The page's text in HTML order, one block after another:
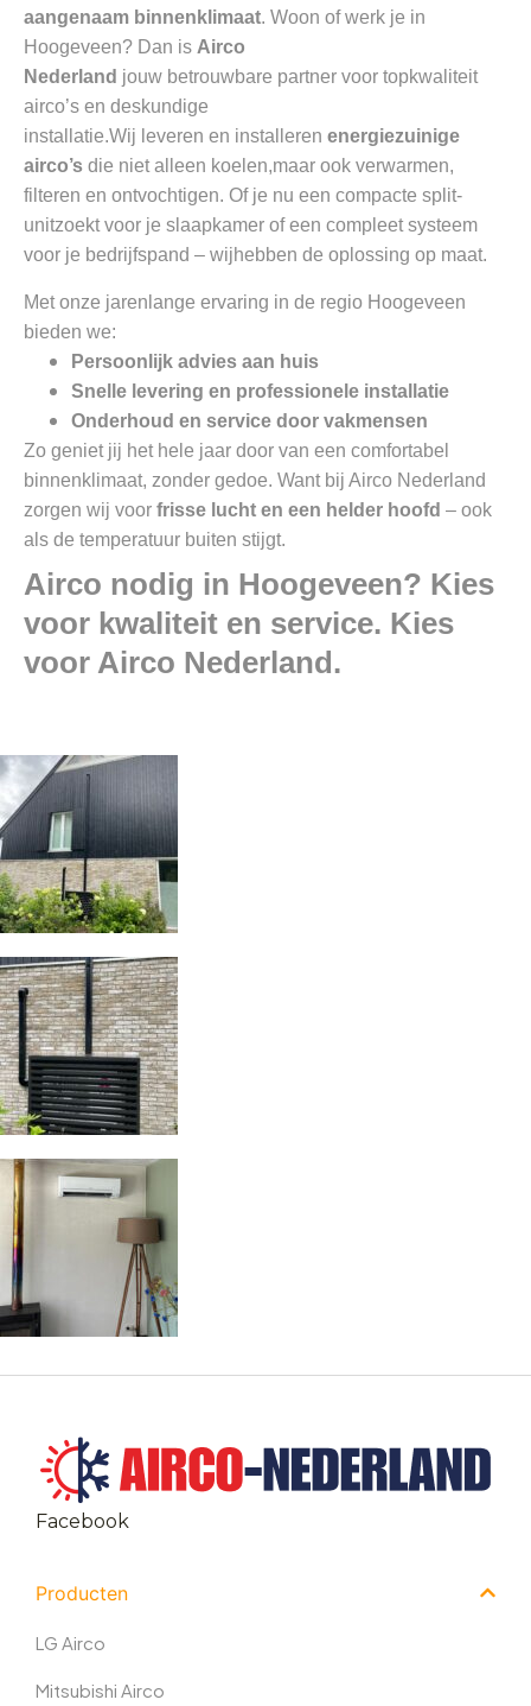
aangenaam binnenklimaat. Woon of werk je in
Hoogeveen? Dan is Airco
Nederland jouw betrouwbare partner voor topkwaliteit
airco’s en deskundige
installatie.Wij leveren en installeren energiezuinige
airco’s die niet alleen koelen,maar ook verwarmen,
filteren en ontvochtigen. Of je nu een compacte split-
unitzoekt voor je slaapkamer of een compleet systeem
voor je bedrijfspand – wijhebben de oplossing op maat.
Met onze jarenlange ervaring in de regio Hoogeveen
bieden we:
Persoonlijk advies aan huis
Snelle levering en professionele installatie
Onderhoud en service door vakmensen
Zo geniet jij het hele jaar door van een comfortabel
binnenklimaat, zonder gedoe. Want bij Airco Nederland
zorgen wij voor frisse lucht en een helder hoofd – ook
als de temperatuur buiten stijgt.
Airco nodig in Hoogeveen? Kies
voor kwaliteit en service. Kies
voor Airco Nederland.
Facebook
Producten
LG Airco
Mitsubishi Airco